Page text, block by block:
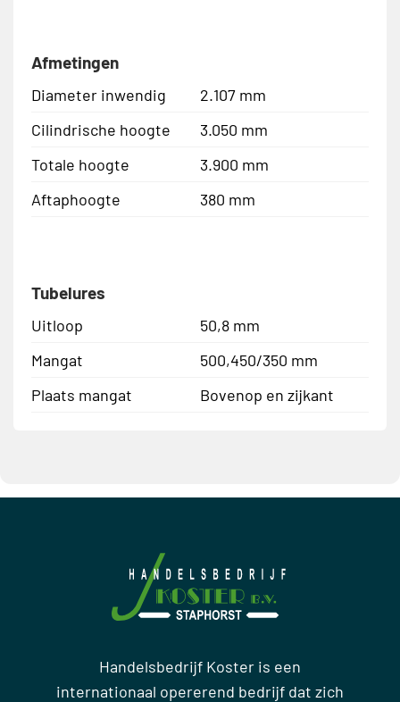
Afmetingen
Diameter inwendig
2.107 mm
Cilindrische hoogte
3.050 mm
Totale hoogte
3.900 mm
Aftaphoogte
380 mm
Tubelures
Uitloop
50,8 mm
Mangat
500,450/350 mm
Plaats mangat
Bovenop en zijkant
Handelsbedrijf Koster is een
internationaal opererend bedrijf dat zich